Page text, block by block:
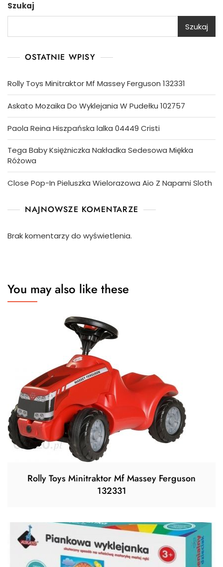
Szukaj
Szukaj
OSTATNIE WPISY
Rolly Toys Minitraktor Mf Massey Ferguson 132331
Askato Mozaika Do Wyklejania W Pudełku 102757
Paola Reina Hiszpańska lalka 04449 Cristi
Tega Baby Księżniczka Nakładka Sedesowa Miękka
Różowa
Close Pop-In Pieluszka Wielorazowa Aio Z Napami Sloth
NAJNOWSZE KOMENTARZE
Brak komentarzy do wyświetlenia.
You may also like these
Rolly Toys Minitraktor Mf Massey Ferguson
132331